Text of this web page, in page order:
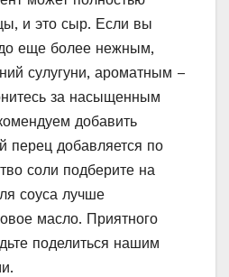
и это сыр. Если вы
еще более нежным,
сулугуни, ароматным –
за насыщенным
добавить
перец добавляется по
соли подберите на
соуса лучше
масло. Приятного
поделиться нашим